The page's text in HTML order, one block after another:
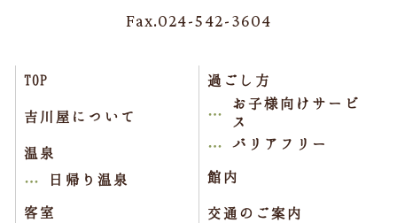
Fax.024-542-3604
TOP
吉川屋について
温泉
日帰り温泉
客室
過ごし方
お子様向けサービ
ス
バリアフリー
館内
交通のご案内